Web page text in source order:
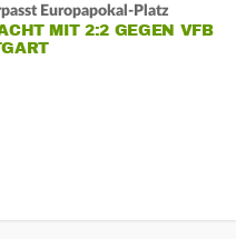
Europapokal-Platz
MIT 2:2 GEGEN VFB